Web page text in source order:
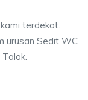
terdekat.
urusan Sedit WC